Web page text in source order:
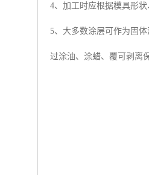
4、加工时应根据模具形
5、大多数涂层可作为固
过涂油、涂蜡、覆可剥离